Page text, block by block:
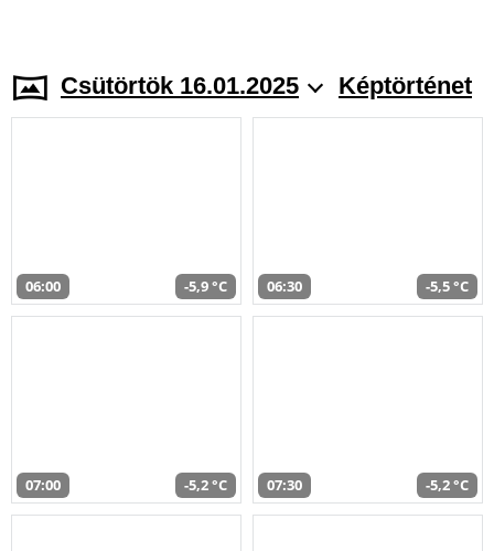
Csütörtök 16.01.2025 Képtörténet
06:00 -5,9 °C 06:30 -5,5 °C
07:00 -5,2 °C 07:30 -5,2 °C